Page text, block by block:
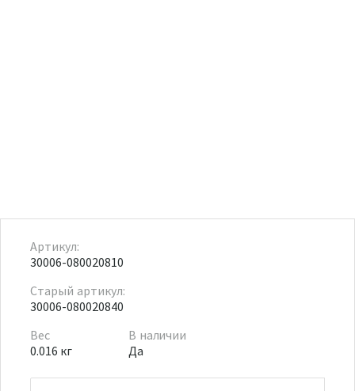
Артикул:
30006-080020810
Старый артикул:
30006-080020840
Вес
0.016 кг
В наличии
Да